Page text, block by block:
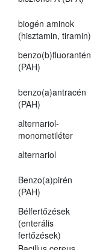
biogén aminok
(hisztamin, tiramin)
benzo(b)fluorantén
(PAH)
benzo(a)antracén
(PAH)
alternariol-
monometiléter
alternariol
Benzo(a)pirén
(PAH)
Bélfertőzések
(enterális
fertőzések)